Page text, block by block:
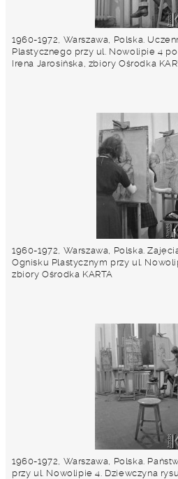
1960-1972, Warszawa, Polska.
Plastycznego przy ul. Nowolipie 4
Irena Jarosińska, zbiory Ośrodka
1960-1972, Warszawa, Polska.
Ognisku Plastycznym przy ul.
zbiory Ośrodka KARTA
1960-1972, Warszawa, Polska.
przy ul. Nowolipie 4. Dziewczyna